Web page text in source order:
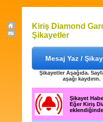
Kiriş Diamond
Şikayetler
Mesaj Yaz /
Şikayetler Aşağıda.
aşağı kaydırın.
Şikayet
Eğer Kiriş